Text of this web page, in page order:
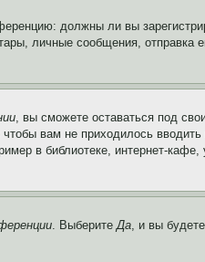
должны ли вы
личные сообщения, отправка
, вы сможете оставаться под
вам не приходилось
в библиотеке, интернет-
. ВыберитеДа, и вы